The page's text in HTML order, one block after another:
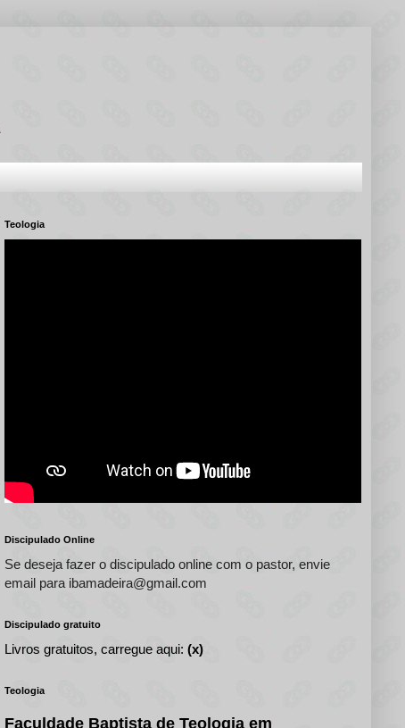
Teologia
Discipulado Online
Se deseja fazer o discipulado online com o pastor, envie
email para ibamadeira@gmail.com
Discipulado gratuito
Livros gratuitos, carregue aqui: (x)
Teologia
Faculdade Baptista de Teologia em